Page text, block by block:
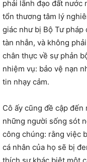
phải lãnh đạo đất nước
tổn thương tâm lý
giác như bị Bộ Tư pháp
tàn nhẫn, và không
chân thực về sự phản
nhiệm vụ: bảo vệ nạn
tin nhạy cảm.
Cô ấy cũng đề cập
những người sống sót
công chúng: rằng việc
cá nhân của họ sẽ bị